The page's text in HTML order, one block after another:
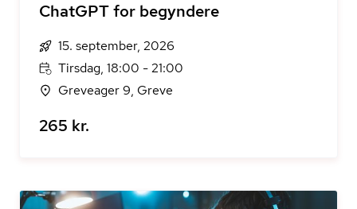
ChatGPT for begyndere
15. september, 2026
Tirsdag, 18:00 - 21:00
Greveager 9, Greve
265 kr.